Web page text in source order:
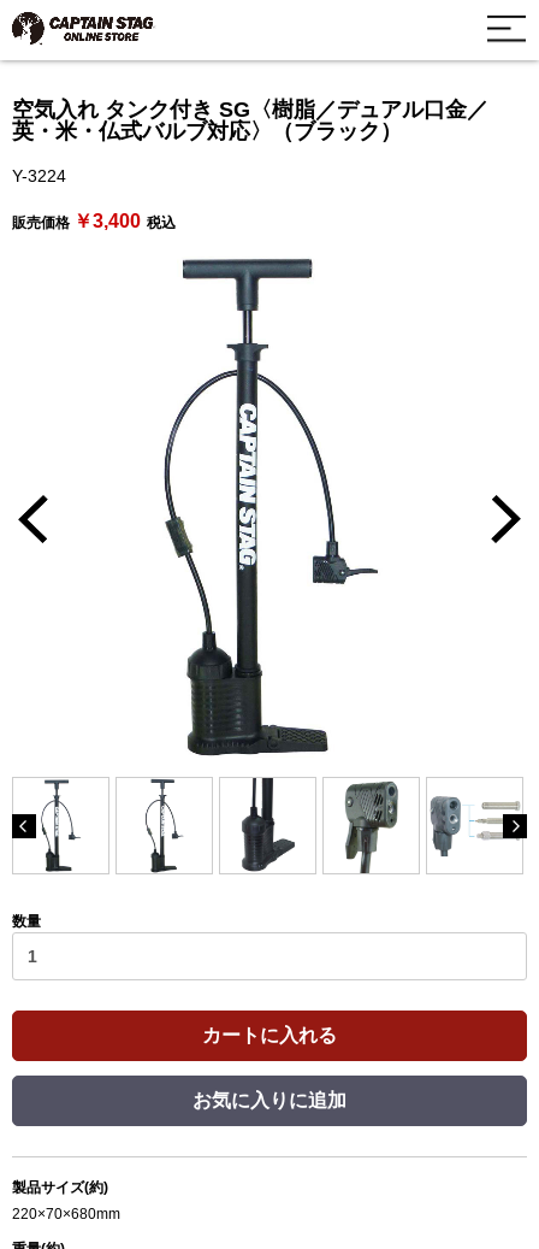
空気入れ タンク付き SG〈樹脂／デュアル口金／
英・米・仏式バルブ対応〉（ブラック）
Y-3224
販売価格 ￥3,400 税込
数量
カートに入れる
お気に入りに追加
製品サイズ(約)
220×70×680mm